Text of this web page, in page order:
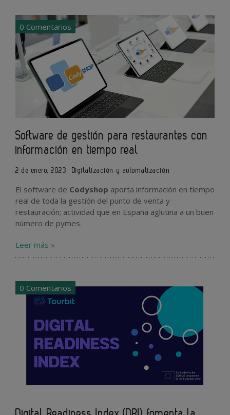
0 Comentarios
Software de gestión para restaurantes con
información en tiempo real
2 de enero, 2023 Digitalización y automatización
El software de Codyshop aporta información en tiempo
real de toda la gestión del punto de venta y
restauración; actividad que en España aglutina a un buen
número de pymes.
Leer más »
0 Comentarios